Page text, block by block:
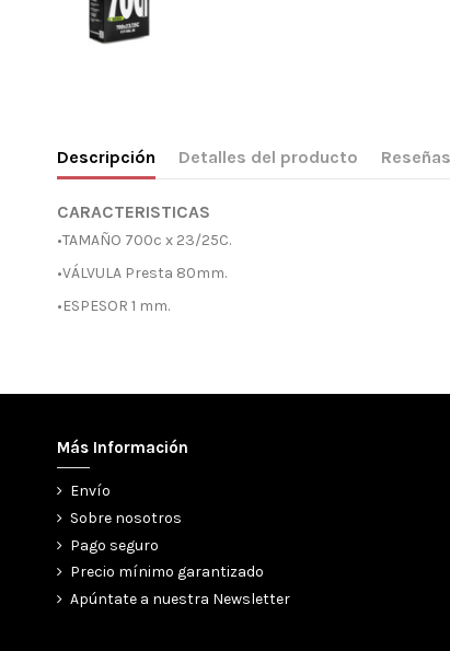
Descripción Detalles del producto Reseñas
CARACTERISTICAS
•TAMAÑO 700c x 23/25C.
•VÁLVULA Presta 80mm.
•ESPESOR 1 mm.
Más Información
Envío
Sobre nosotros
Pago seguro
Precio mínimo garantizado
Apúntate a nuestra Newsletter